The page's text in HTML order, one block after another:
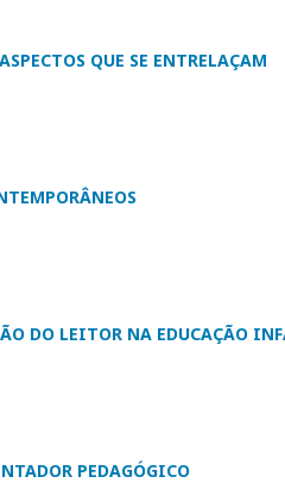
QUE SE ENTRELAÇAM
DO LEITOR NA EDUCAÇÃO
PEDAGÓGICO